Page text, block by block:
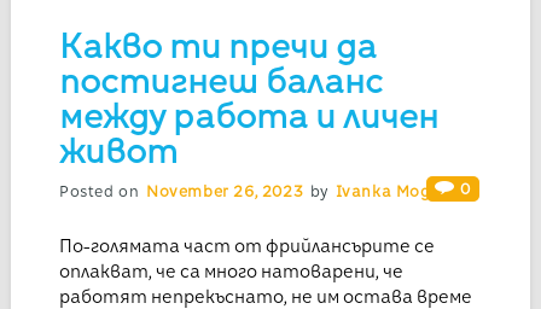
Какво ти пречи да
постигнеш баланс
между работа и личен
живот
Posted on November 26, 2023 by Ivanka Mogilska0
По-голямата част от фрийлансърите се
оплакват, че са много натоварени, че
работят непрекъснато, не им остава време